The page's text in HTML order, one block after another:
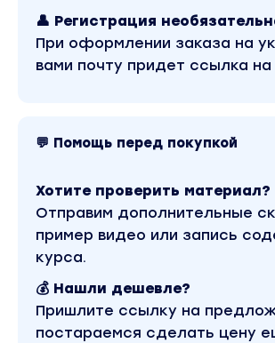
Результат: готовая машина
Инстаграм. Просто заливай деньги
Вы находитесь на странице
Морозов - ИнстаВоронка. Золотая
Инстаграм. Тариф Посмотреть».
Другие материалы автора
можно найти через поиск по
👤 Регистрация
При оформлении заказа на
вами почту придет ссылка на
💬 Помощь перед покупкой
Хотите проверить материал?
Отправим дополнительные
пример видео или запись
курса.
💰 Нашли дешевле?
Пришлите ссылку на
постараемся сделать цену